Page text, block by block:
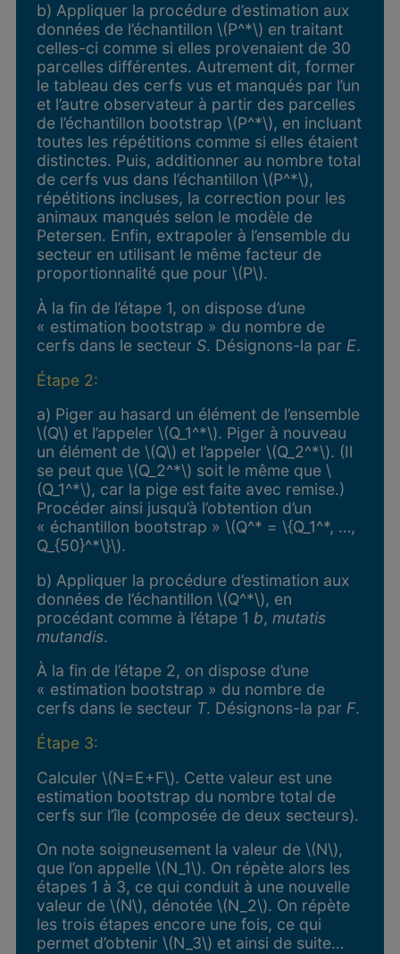
b) Appliquer la procédure d’estimation aux
données de l’échantillon \(P^*\) en traitant
celles-ci comme si elles provenaient de 30
parcelles différentes. Autrement dit, former
le tableau des cerfs vus et manqués par l’un
et l’autre observateur à partir des parcelles
de l’échantillon bootstrap \(P^*\), en incluant
toutes les répétitions comme si elles étaient
distinctes. Puis, additionner au nombre total
de cerfs vus dans l’échantillon \(P^*\),
répétitions incluses, la correction pour les
animaux manqués selon le modèle de
Petersen. Enfin, extrapoler à l’ensemble du
secteur en utilisant le même facteur de
proportionnalité que pour \(P\).
À la fin de l’étape 1, on dispose d’une
« estimation bootstrap » du nombre de
cerfs dans le secteur S. Désignons-la par E.
Étape 2:
a) Piger au hasard un élément de l’ensemble
\(Q\) et l’appeler \(Q_1^*\). Piger à nouveau
un élément de \(Q\) et l’appeler \(Q_2^*\). (Il
se peut que \(Q_2^*\) soit le même que \
(Q_1^*\), car la pige est faite avec remise.)
Procéder ainsi jusqu’à l’obtention d’un
« échantillon bootstrap » \(Q^* = \{Q_1^*, …,
Q_{50}^*\}\).
b) Appliquer la procédure d’estimation aux
données de l’échantillon \(Q^*\), en
procédant comme à l’étape 1 b, mutatis
mutandis.
À la fin de l’étape 2, on dispose d’une
« estimation bootstrap » du nombre de
cerfs dans le secteur T. Désignons-la par F.
Étape 3:
Calculer \(N=E+F\). Cette valeur est une
estimation bootstrap du nombre total de
cerfs sur l’île (composée de deux secteurs).
On note soigneusement la valeur de \(N\),
que l’on appelle \(N_1\). On répète alors les
étapes 1 à 3, ce qui conduit à une nouvelle
valeur de \(N\), dénotée \(N_2\). On répète
les trois étapes encore une fois, ce qui
permet d’obtenir \(N_3\) et ainsi de suite…